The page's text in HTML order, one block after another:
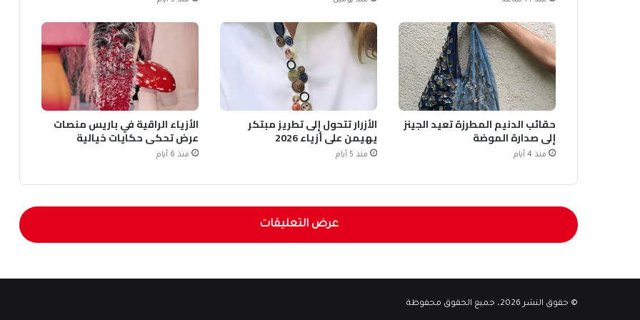
حقائب الدنيم المطرزة تعيد الجينز
إلى صدارة الموضة
منذ 4 أيام
الأزرار تتحول إلى تطريز مبتكر
يهيمن على أزياء 2026
منذ 5 أيام
الأزياء الراقية في باريس منصات
عرض تحكي حكايات خيالية
منذ 6 أيام
عرض التعليقات
© حقوق النشر 2026، جميع الحقوق محفوظة